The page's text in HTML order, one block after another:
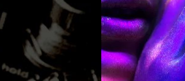
MATHEW BRABHAM
DREA PERLON
NOXIOUS ELEMENT